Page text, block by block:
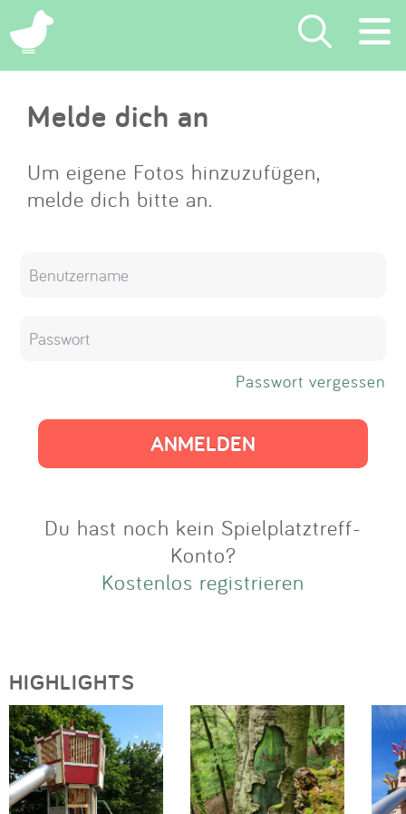
×
Suchen
Eintragen
App
Melde dich an
Um eigene Fotos hinzuzufügen,
melde dich bitte an.
Passwort vergessen
Du hast noch kein Spielplatztreff-
Konto?
Kostenlos registrieren
HIGHLIGHTS